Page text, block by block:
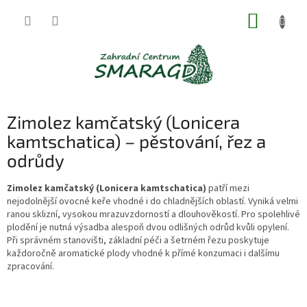
Zimolez kamčatský (Lonicera
kamtschatica) – pěstování, řez a
odrůdy
Zimolez kamčatský (Lonicera kamtschatica) patří mezi
nejodolnější ovocné keře vhodné i do chladnějších oblastí. Vyniká velmi
ranou sklizní, vysokou mrazuvzdorností a dlouhověkostí. Pro spolehlivé
plodění je nutná výsadba alespoň dvou odlišných odrůd kvůli opylení.
Při správném stanovišti, základní péči a šetrném řezu poskytuje
každoročně aromatické plody vhodné k přímé konzumaci i dalšímu
zpracování.